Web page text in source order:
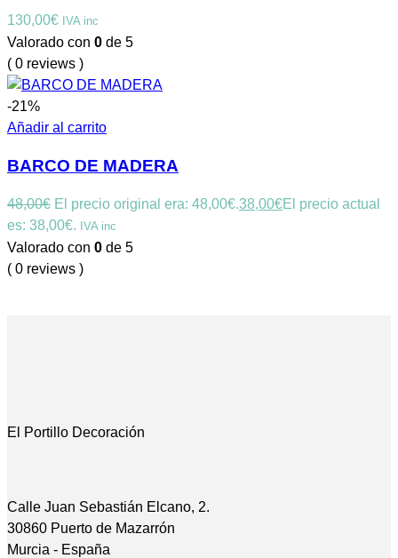
130,00€ IVA inc
Valorado con 0 de 5
( 0 reviews )
-21%
Añadir al carrito
BARCO DE MADERA
48,00€ El precio original era: 48,00€.38,00€El precio actual
es: 38,00€. IVA inc
Valorado con 0 de 5
( 0 reviews )
El Portillo Decoración
Calle Juan Sebastián Elcano, 2.
30860 Puerto de Mazarrón
Murcia - España